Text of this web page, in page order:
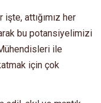
işte, attığımız her
bu potansiyelimizi
ile
için çok